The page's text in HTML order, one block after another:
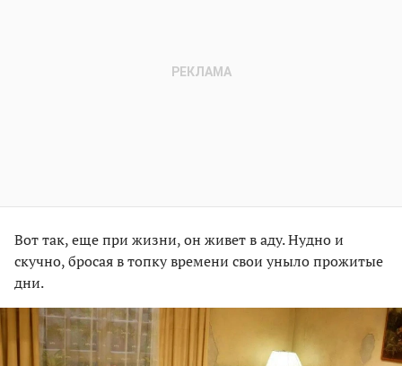
Вот так, еще при жизни, он живет в аду. Нудно и
скучно, бросая в топку времени свои уныло прожитые
дни.